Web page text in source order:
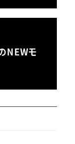
NEWモ